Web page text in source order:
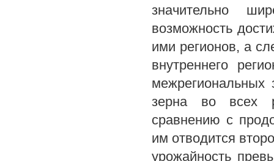
значительно
возможность
ими регионов, а
внутреннего
межрегиональных
зерна во всех
сравнению с
им отводится
урожайность